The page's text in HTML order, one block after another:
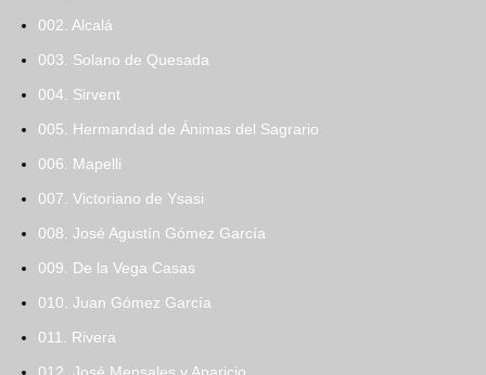
002. Alcalá
003. Solano de Quesada
004. Sirvent
005. Hermandad de Ánimas del Sagrario
006. Mapelli
007. Victoriano de Ysasi
008. José Agustín Gómez García
009. De la Vega Casas
010. Juan Gómez García
011. Rivera